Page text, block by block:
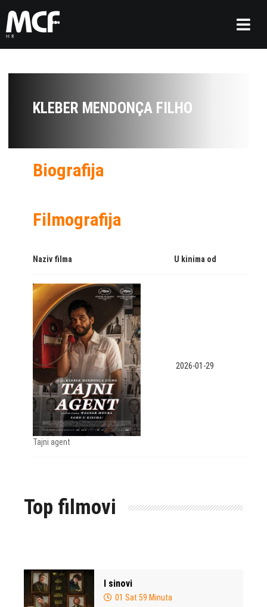
KLEBER MENDONÇA FILHO
Biografija
Filmografija
Naziv filma U kinima od
Tajni agent
2026-01-29
Top filmovi
I sinovi
01 Sat 59 Minuta